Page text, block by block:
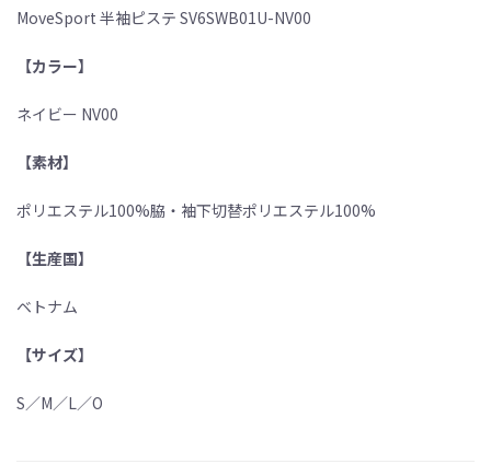
MoveSport 半袖ピステ SV6SWB01U-NV00
【カラー】
ネイビー NV00
【素材】
ポリエステル100%脇・袖下切替ポリエステル100%
【生産国】
ベトナム
【サイズ】
S／M／L／O